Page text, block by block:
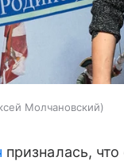
Молчановский
призналась,